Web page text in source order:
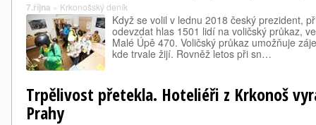
7.října » Krkonošský deník
Když se volil v lednu 2018 český prezident,
odevzdat hlas 1501 lidí na voličský průkaz,
Malé Úpě 470. Voličský průkaz umožňuje
kde trvale žijí. Rovněž letos při sn…
Trpělivost přetekla. Hoteliéři z Krkonoš
Prahy